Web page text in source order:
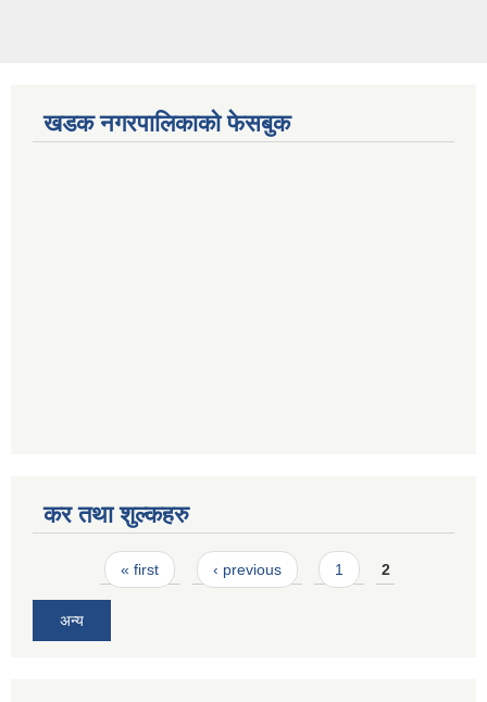
खडक नगरपालिकाको फेसबुक
कर तथा शुल्कहरु
Pages« first ‹ previous 1 2
अन्य